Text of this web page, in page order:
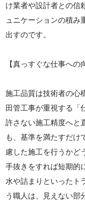
け業者や設計者との信
ュニケーションの積み
出すのです。
【真っすぐな仕事への
施工品質は技術者の心
田管工事が重視する「
許さない施工精度へと
も、基準を満たすだけ
慮した施工を行うかど
手抜きをすれば短期的
水や詰まりといったト
う職人は、見えない部